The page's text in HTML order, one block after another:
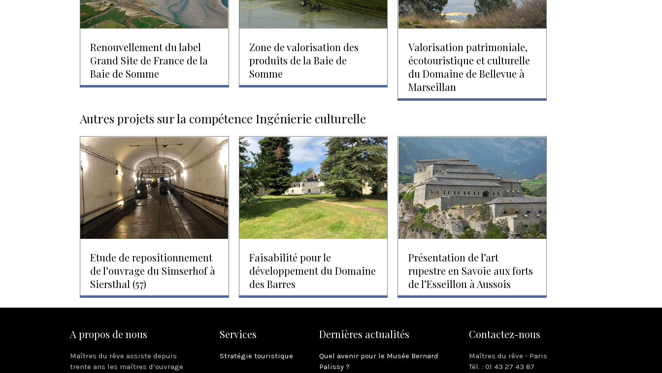
Renouvellement du label
Grand Site de France de la
Baie de Somme
Zone de valorisation des
produits de la Baie de
Somme
Valorisation patrimoniale,
écotouristique et culturelle
du Domaine de Bellevue à
Marseillan
Autres projets sur la compétence Ingénierie culturelle
Etude de repositionnement
de l’ouvrage du Simserhof à
Siersthal (57)
Faisabilité pour le
développement du Domaine
des Barres
Présentation de l’art
rupestre en Savoie aux forts
de l’Esseillon à Aussois
A propos de nous
Maîtres du rêve assiste depuis
trente ans les maîtres d’ouvrage
Services
Stratégie touristique
Dernières actualités
Quel avenir pour le Musée Bernard
Palissy ?
Contactez-nous
Maîtres du rêve - Paris
Tél. : 01 43 27 43 87